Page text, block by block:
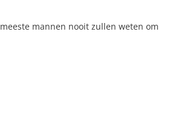
mannen nooit zullen weten om